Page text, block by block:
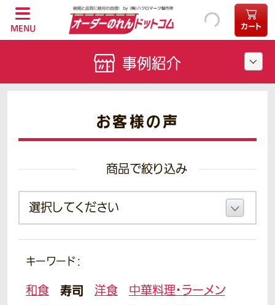
MENU カート
お客様の声
商品で絞り込み
キーワード：
和食 寿司 洋食
中華料理・ラーメン
事例紹介